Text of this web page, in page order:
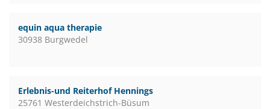
equin aqua therapie
30938 Burgwedel
Erlebnis-und Reiterhof Hennings
25761 Westerdeichstrich-Büsum